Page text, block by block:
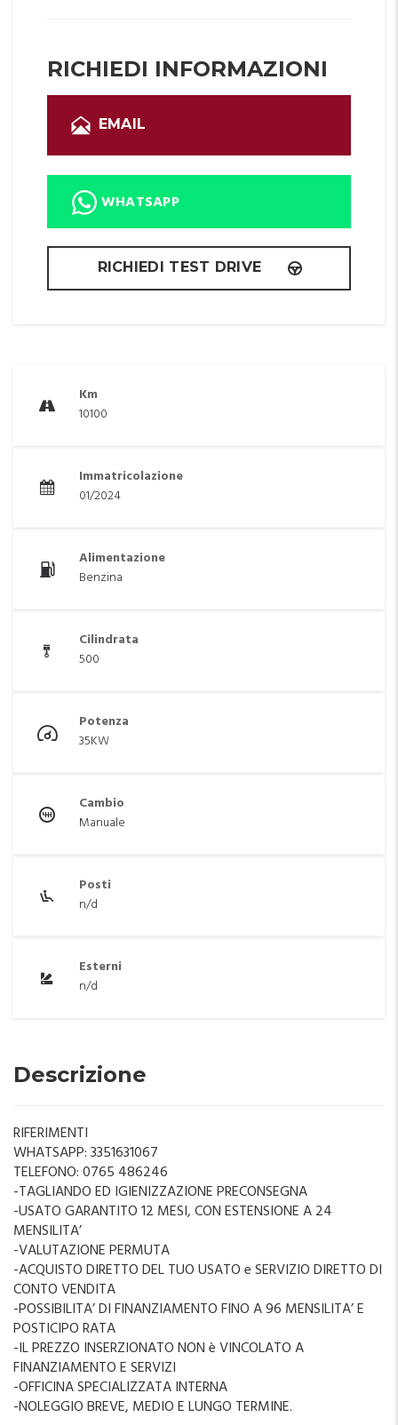
RICHIEDI INFORMAZIONI
EMAIL
WHATSAPP
RICHIEDI TEST DRIVE
Km
10100
Immatricolazione
01/2024
Alimentazione
Benzina
Cilindrata
500
Potenza
35KW
Cambio
Manuale
Posti
n/d
Esterni
n/d
Descrizione
RIFERIMENTI
WHATSAPP: 3351631067
TELEFONO: 0765 486246
-TAGLIANDO ED IGIENIZZAZIONE PRECONSEGNA
-USATO GARANTITO 12 MESI, CON ESTENSIONE A 24
MENSILITA’
-VALUTAZIONE PERMUTA
-ACQUISTO DIRETTO DEL TUO USATO e SERVIZIO DIRETTO DI
CONTO VENDITA
-POSSIBILITA’ DI FINANZIAMENTO FINO A 96 MENSILITA’ E
POSTICIPO RATA
-IL PREZZO INSERZIONATO NON è VINCOLATO A
FINANZIAMENTO E SERVIZI
-OFFICINA SPECIALIZZATA INTERNA
-NOLEGGIO BREVE, MEDIO E LUNGO TERMINE.